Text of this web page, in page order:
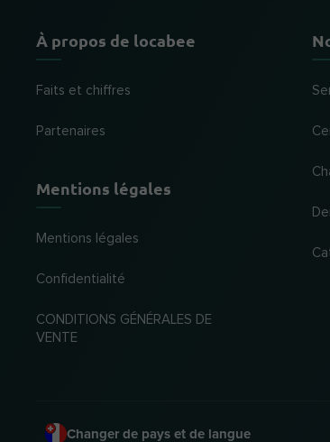
À propos de locabee
Faits et chiffres
Partenaires
Mentions légales
Mentions légales
Confidentialité
CONDITIONS GÉNÉRALES DE
VENTE
Changer de pays et de langue